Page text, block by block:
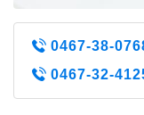
0467-38-
0467-32-